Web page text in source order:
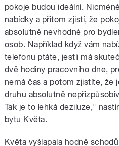
pokoje budou ideální.
nabídky a přitom zjistí, že
absolutně nevhodné pro
osob. Například když vám
telefonu ptáte, jestli má
dvě hodiny pracovního dne,
nemá čas a potom zjistíte, že
druhu absolutně
Tak je to lehká deziluze,"
bytu Květa.
Květa vyšlapala hodně